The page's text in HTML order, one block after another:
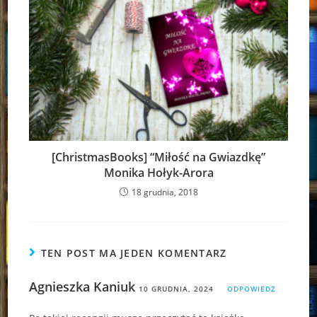
[ChristmasBooks] “Miłość na Gwiazdkę”
Monika Hołyk-Arora
18 grudnia, 2018
TEN POST MA JEDEN KOMENTARZ
Agnieszka Kaniuk 10 GRUDNIA, 2024 ODPOWIEDZ